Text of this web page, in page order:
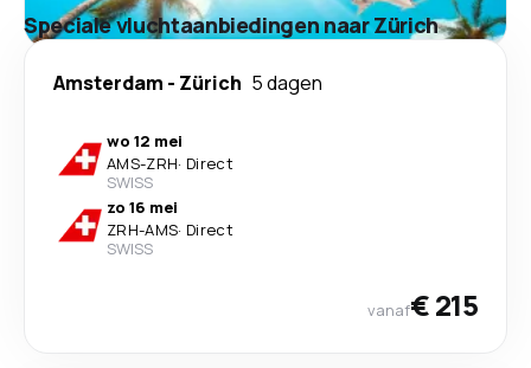
Speciale vluchtaanbiedingen naar Zürich
Amsterdam - Zürich 5 dagen
wo 12 mei
AMS-ZRH· Direct
SWISS
zo 16 mei
ZRH-AMS· Direct
SWISS
vanaf€ 215